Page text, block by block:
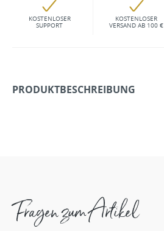
KOSTENLOSER
SUPPORT
KOSTENLOSER
VERSAND AB 100 €
PRODUKTBESCHREIBUNG
Fragen zum Artikel